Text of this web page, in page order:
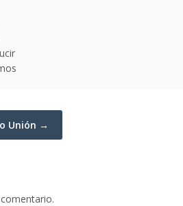
Unión →